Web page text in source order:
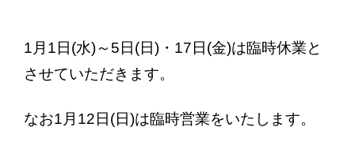
お問い合わせ
最新情報
ブログ
1月1日(水)～5日(日)・17日(金)は臨時休業と
させていただきます。
なお1月12日(日)は臨時営業をいたします。